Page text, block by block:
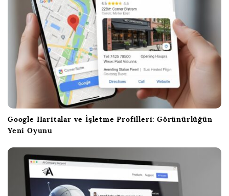
Google Haritalar ve İşletme Profilleri: Görünürlüğün
Yeni Oyunu